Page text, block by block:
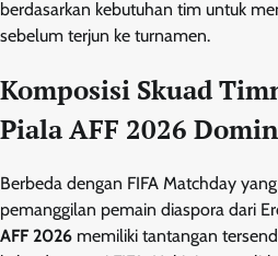
berdasarkan kebutuhan tim untuk
sebelum terjun ke turnamen.
Komposisi Skuad
Piala AFF 2026
Berbeda dengan FIFA Matchday
pemanggilan pemain diaspora dari
AFF 2026 memiliki tantangan